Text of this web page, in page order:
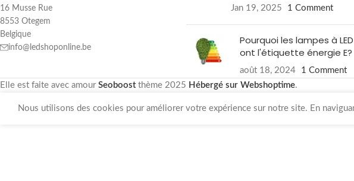
16 Musse Rue
8553 Otegem
Belgique
info@ledshoponline.be
Jan 19, 2025 1 Comment
Pourquoi les lampes à LED
ont l'étiquette énergie E?
août 18, 2024 1 Comment
Elle est faite avec amour Seoboostthème 2025 Hébergé sur Webshoptime.
Nous utilisons des cookies pour améliorer votre expérience sur notre site. En